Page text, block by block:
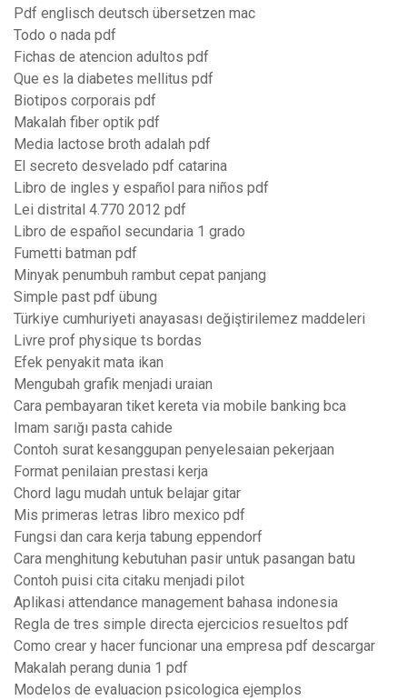
Pdf englisch deutsch übersetzen mac
Todo o nada pdf
Fichas de atencion adultos pdf
Que es la diabetes mellitus pdf
Biotipos corporais pdf
Makalah fiber optik pdf
Media lactose broth adalah pdf
El secreto desvelado pdf catarina
Libro de ingles y español para niños pdf
Lei distrital 4.770 2012 pdf
Libro de español secundaria 1 grado
Fumetti batman pdf
Minyak penumbuh rambut cepat panjang
Simple past pdf übung
Türkiye cumhuriyeti anayasası değiştirilemez maddeleri
Livre prof physique ts bordas
Efek penyakit mata ikan
Mengubah grafik menjadi uraian
Cara pembayaran tiket kereta via mobile banking bca
Imam sarığı pasta cahide
Contoh surat kesanggupan penyelesaian pekerjaan
Format penilaian prestasi kerja
Chord lagu mudah untuk belajar gitar
Mis primeras letras libro mexico pdf
Fungsi dan cara kerja tabung eppendorf
Cara menghitung kebutuhan pasir untuk pasangan batu
Contoh puisi cita citaku menjadi pilot
Aplikasi attendance management bahasa indonesia
Regla de tres simple directa ejercicios resueltos pdf
Como crear y hacer funcionar una empresa pdf descargar
Makalah perang dunia 1 pdf
Modelos de evaluacion psicologica ejemplos